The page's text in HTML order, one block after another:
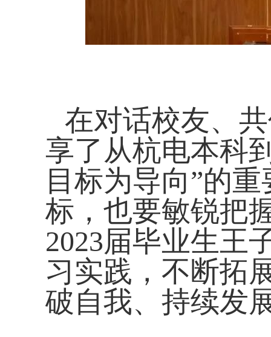
在对话校友、
享了从杭电本科
目标为导向”的
标，也要敏锐把
2023届毕业生王
习实践，不断拓
破自我、持续发